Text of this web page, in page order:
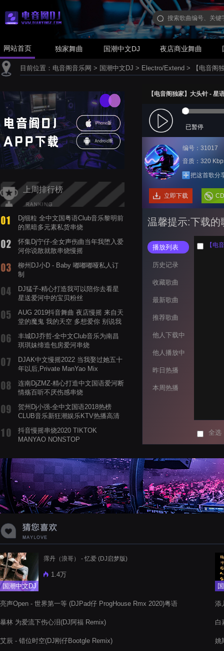
网站首页 独家舞曲 国潮中文DJ 夜店商业舞曲
目前位置： 电音阁音乐网 > 国潮中文DJ > Electro/Extend > 【电音阁
上周排行榜
Dj细粒 全中文国粤语Club音乐黎明前
的黑暗多元素私货串烧
怀集Dj宁仔-全女声伤曲当年我堕入爱
河你说散就散串烧慢摇
柳州DJ小D - Baby 嘟嘟嘟哑私人订
制
DJ猛子-精心打造我可以陪你去看星
星送爱河中的宝贝粉丝
AUG 2019抖音舞曲 夜店慢摇 来自天
堂的魔鬼 我的天空 多想爱你 别说我
丰城DJ乔哲-全中文Club音乐为南昌
琪琪妹缔造包房爱河串烧
DJAK中文慢摇2022 当我娶过她五十
年以后,Private ManYao Mix
连南DjZMZ-精心打造中文国语爱河断
情殇百听不厌伤感串烧
贺州Dj小强-全中文国语2018热榜
CLUB音乐新狂潮娱乐KTV热播高清
抖音慢摇串烧2020 TIKTOK
MANYAO NONSTOP
蝉爸爸妈妈爱存在夏天的风是想你的
声音啊
【电音阁独家】大头针 -
已暂停
编号：31017
音质：320
把这首歌分
立即下载
温馨提示:下载的
播放列表
历史记录
收藏歌曲
最新歌曲
推荐歌曲
他人下载中
他人播放中
昨日热播
本周热播
【电
全选
国潮中文DJ
霈丹（浪哥） - 忆爱 (DJ启梦版)
1.4万
亮声Open - 世界第一等 (DJPad仔 ProgHouse Rmx 2020)粤语
暴林 为爱流下伤心泪(DJ阿福 Remix)
艾辰 - 错位时空(DJ刚仔Bootgle Remix)
添
白
姚